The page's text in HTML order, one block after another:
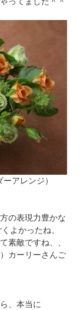
アレンジ）
の表現力豊かな
よかったね、
素敵ですね、、
カーリーさんご
、本当に